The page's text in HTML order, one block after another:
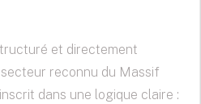
et directement
reconnu du Massif
dans une logique claire :